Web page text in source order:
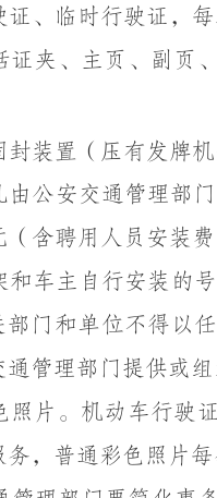
证、临时行驶证，
证夹、主页、副页
封装置（压有发牌
由公安交通管理部
（含聘用人员安装
和车主自行安装的
部门和单位不得以
通管理部门提供或
照片。机动车行
，普通彩色照片